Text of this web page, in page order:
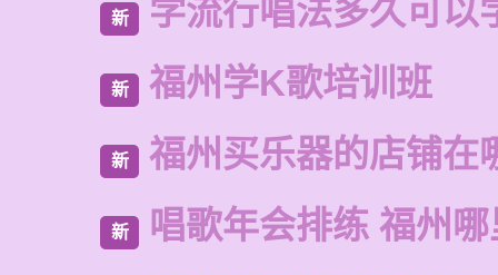
新 学流行唱法多久可以
新 福州学K歌培训班
新 福州买乐器的店铺在
新 唱歌年会排练 福州